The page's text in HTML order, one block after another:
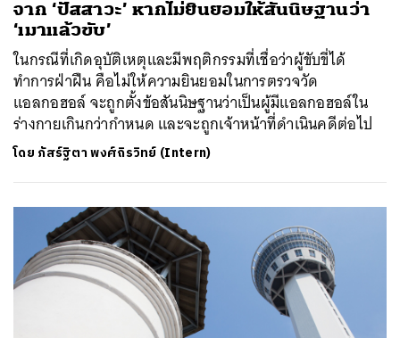
จาก ‘ปัสสาวะ’ หากไม่ยินยอมให้สันนิษฐานว่า
‘เมาแล้วขับ’
ในกรณีที่เกิดอุบัติเหตุและมีพฤติกรรมที่เชื่อว่าผู้ขับขี่ได้
ทำการฝ่าฝืน คือไม่ให้ความยินยอมในการตรวจวัด
แอลกอฮอล์ จะถูกตั้งข้อสันนิษฐานว่าเป็นผู้มีแอลกอฮอล์ใน
ร่างกายเกินกว่ากำหนด และจะถูกเจ้าหน้าที่ดำเนินคดีต่อไป
โดย ภัสร์ฐิตา พงศ์ถิรวิทย์ (Intern)